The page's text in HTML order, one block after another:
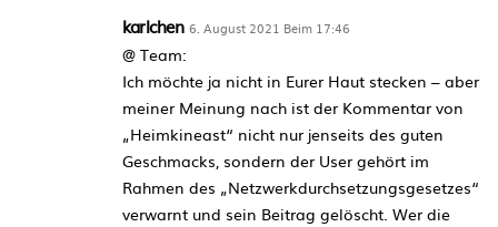
karlchen 6. August 2021 Beim 17:46
@ Team:
Ich möchte ja nicht in Eurer Haut stecken – aber
meiner Meinung nach ist der Kommentar von
„Heimkineast“ nicht nur jenseits des guten
Geschmacks, sondern der User gehört im
Rahmen des „Netzwerkdurchsetzungsgesetzes“
verwarnt und sein Beitrag gelöscht. Wer die